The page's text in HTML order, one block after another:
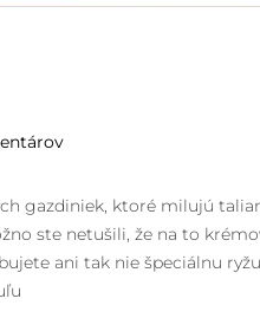
gazdiniek, ktoré milujú
ste netušili, že na to
ani tak nie špeciálnu